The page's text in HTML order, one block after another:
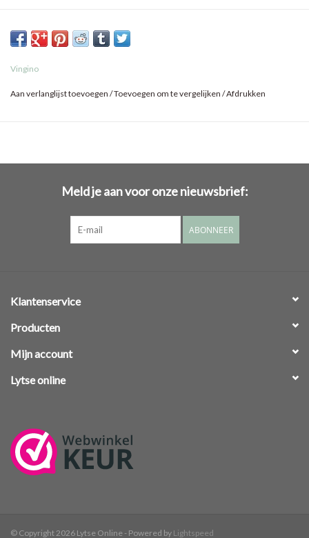
Vingino
Aan verlanglijst toevoegen /Toevoegen om te vergelijken /Afdrukken
Meld je aan voor onze nieuwsbrief:
ABONNEER
Klantenservice
Producten
Mijn account
Lytse online
© Copyright 2026 Lytse Online - Powered by Lightspeed